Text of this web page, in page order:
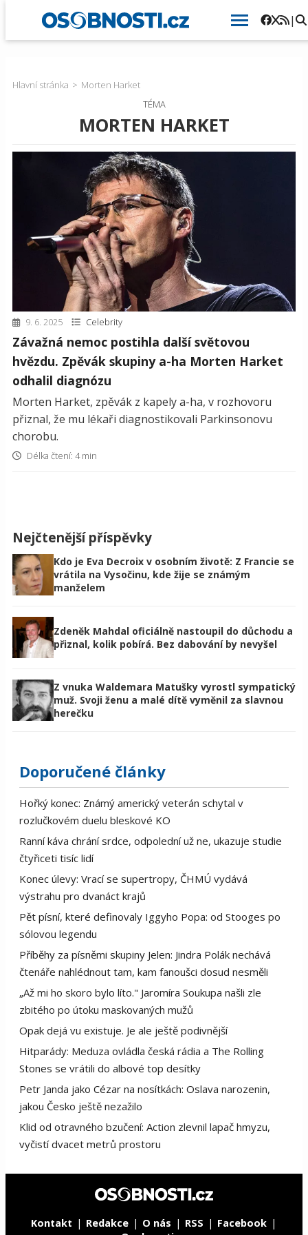
|
Hlavní stránka
Morten Harket
TÉMA
MORTEN HARKET
9. 6. 2025 Celebrity
Závažná nemoc postihla další světovou
hvězdu. Zpěvák skupiny a-ha Morten Harket
odhalil diagnózu
Morten Harket, zpěvák z kapely a-ha, v rozhovoru
přiznal, že mu lékaři diagnostikovali Parkinsonovu
chorobu.
Délka čtení: 4 min
Nejčtenější příspěvky
Kdo je Eva Decroix v osobním životě: Z Francie se
vrátila na Vysočinu, kde žije se známým
manželem
Zdeněk Mahdal oficiálně nastoupil do důchodu a
přiznal, kolik pobírá. Bez dabování by nevyšel
Z vnuka Waldemara Matušky vyrostl sympatický
muž. Svoji ženu a malé dítě vyměnil za slavnou
herečku
Doporučené články
Hořký konec: Známý americký veterán schytal v
rozlučkovém duelu bleskové KO
Ranní káva chrání srdce, odpolední už ne, ukazuje studie
čtyřiceti tisíc lidí
Konec úlevy: Vrací se supertropy, ČHMÚ vydává
výstrahu pro dvanáct krajů
Pět písní, které definovaly Iggyho Popa: od Stooges po
sólovou legendu
Příběhy za písněmi skupiny Jelen: Jindra Polák nechává
čtenáře nahlédnout tam, kam fanoušci dosud nesměli
„Až mi ho skoro bylo líto." Jaromíra Soukupa našli zle
zbitého po útoku maskovaných mužů
Opak dejá vu existuje. Je ale ještě podivnější
Hitparády: Meduza ovládla česká rádia a The Rolling
Stones se vrátili do albové top desítky
Petr Janda jako Cézar na nosítkách: Oslava narozenin,
jakou Česko ještě nezažilo
Klid od otravného bzučení: Action zlevnil lapač hmyzu,
vyčistí dvacet metrů prostoru
Kontakt Redakce O nás RSS
Facebook